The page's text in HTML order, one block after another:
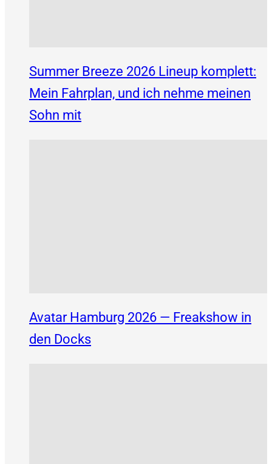
Summer Breeze 2026 Lineup komplett:
Mein Fahrplan, und ich nehme meinen
Sohn mit
Avatar Hamburg 2026 — Freakshow in
den Docks